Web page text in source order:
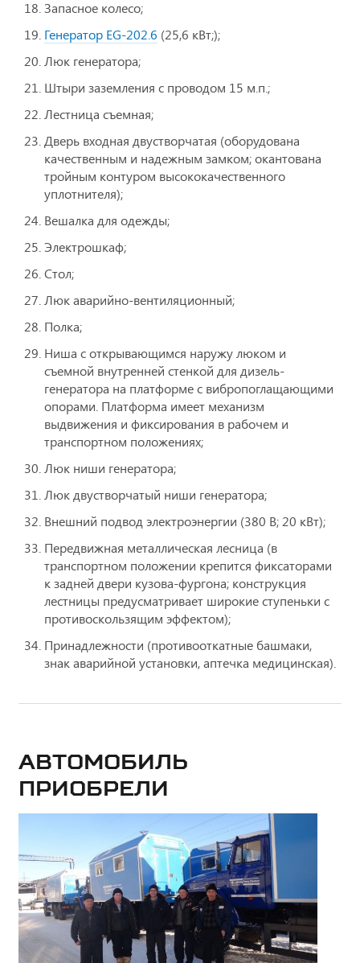
Запасное колесо;
Генератор ЕG-202.6 (25,6 кВт;);
Люк генератора;
Штыри заземления с проводом 15 м.п.;
Лестница съемная;
Дверь входная двустворчатая (оборудована
качественным и надежным замком; окантована
тройным контуром высококачественного
уплотнителя);
Вешалка для одежды;
Электрошкаф;
Стол;
Люк аварийно-вентиляционный;
Полка;
Ниша с открывающимся наружу люком и
съемной внутренней стенкой для дизель-
генератора на платформе с вибропоглащающими
опорами. Платформа имеет механизм
выдвижения и фиксирования в рабочем и
транспортном положениях;
Люк ниши генератора;
Люк двустворчатый ниши генератора;
Внешний подвод электроэнергии (380 В; 20 кВт);
Передвижная металлическая лесница (в
транспортном положении крепится фиксаторами
к задней двери кузова-фургона; конструкция
лестницы предусматривает широкие ступеньки с
противоскользящим эффектом);
Принадлежности (противооткатные башмаки,
знак аварийной установки, аптечка медицинская).
Автомобиль
приобрели